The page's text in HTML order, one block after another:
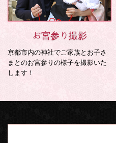
お宮参り撮影
京都市内の神社でご家族とお子さ
まとのお宮参りの様子を撮影いた
します！